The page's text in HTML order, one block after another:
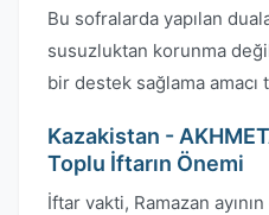
Bu sofralarda yapılan
susuzluktan korunma
bir destek sağlama amacı
Kazakistan -
Toplu İftarın Önemi
İftar vakti, Ramazan